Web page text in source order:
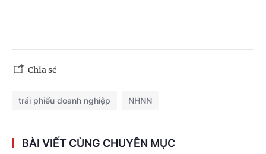
Chia sẻ
trái phiếu doanh nghiệp NHNN
BÀI VIẾT CÙNG CHUYÊN MỤC